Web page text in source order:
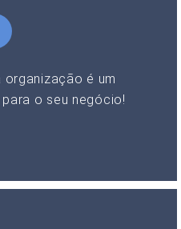
é um
o seu negócio!